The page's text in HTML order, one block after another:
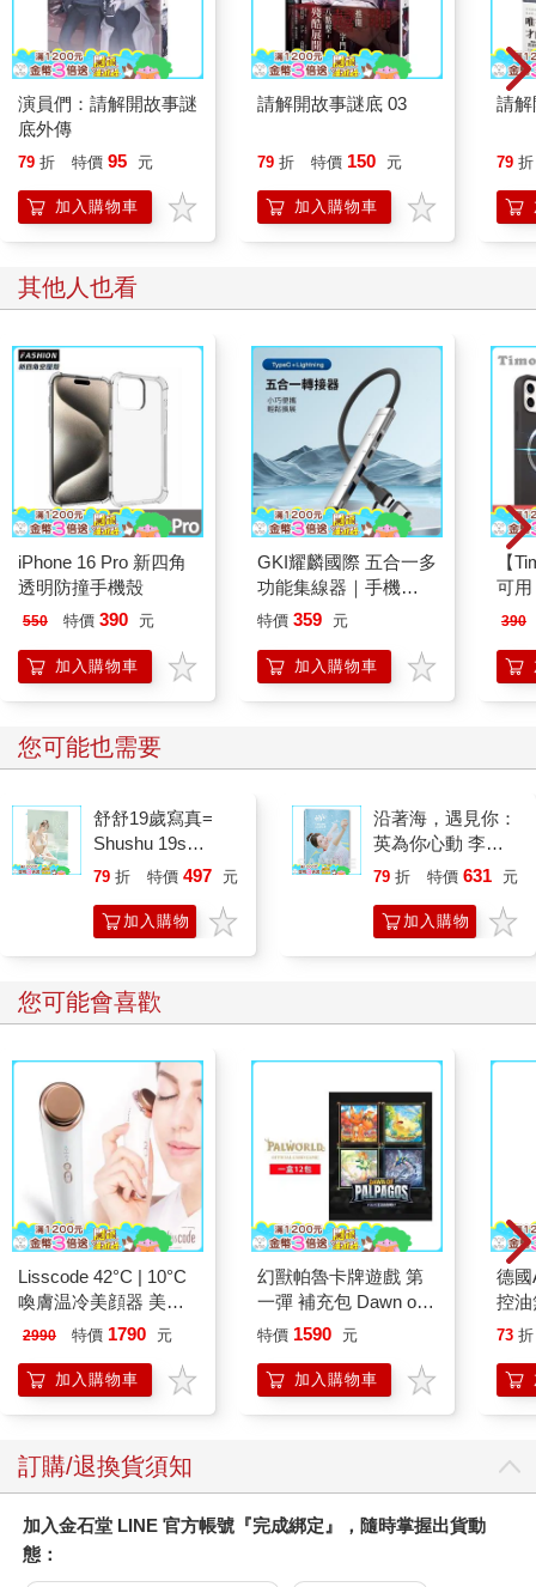
演員們：請解開故事謎
底外傳
79 折 特價 95 元
加入購物車
請解開故事謎底 03
79 折 特價 150 元
加入購物車
請解
79 折
其他人也看
iPhone 16 Pro 新四角
透明防撞手機殼
550 特價 390 元
加入購物車
GKI耀麟國際 五合一多
功能集線器｜手機
OTG轉接器 充電＋耳
碟/鍵盤/滑鼠
特價 359 元
加入購物車
【
可
磁
390
您可能也需要
舒舒19歲寫真=
Shushu 19s
photography
79 折 特價 497 元
加入購物
沿著海，遇見你：
英為你心動 李雅
英1st台灣感性紙
79 折 特價 631 元
加入購物
您可能會喜歡
Lisscode 42°C | 10°C
喚膚温冷美顔器 美膚
儀
2990 特價 1790 元
加入購物車
幻獸帕魯卡牌遊戲 第
一彈 補充包 Dawn of
Palpagos（日文版一
特價 1590 元
加入購物車
德國
控
凝露
調
滋
73 折
訂購/退換貨須知
加入金石堂 LINE 官方帳號『完成綁定』，隨時掌握出貨動
態：